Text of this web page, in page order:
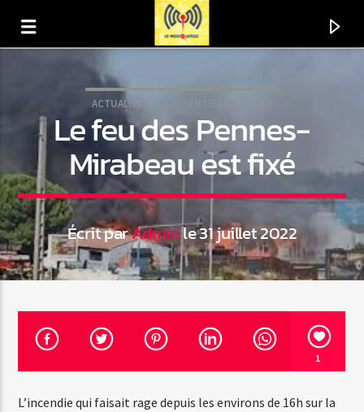
Titre
Artiste
ACTUALITÉS L'ESSENTIEL-DE-L'INFO
Le feu des Pennes-
Mirabeau est fixé
Écrit parAdminle 31 juillet 2022
1
L’incendie qui faisait rage depuis les environs de 16h sur la